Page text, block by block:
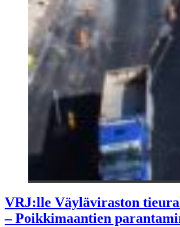
VRJ:lle Väyläviraston
– Poikkimaantien